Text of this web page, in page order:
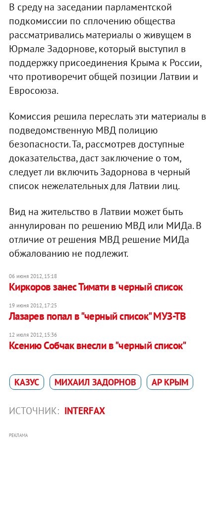
В среду на заседании парламентской
подкомиссии по сплочению общества
рассматривались материалы о живущем в
Юрмале Задорнове, который выступил в
поддержку присоединения Крыма к России,
что противоречит общей позиции Латвии и
Евросоюза.
Комиссия решила переслать эти материалы в
подведомственную МВД полицию
безопасности. Та, рассмотрев доступные
доказательства, даст заключение о том,
следует ли включить Задорнова в черный
список нежелательных для Латвии лиц.
Вид на жительство в Латвии может быть
аннулирован по решению МВД или МИДа. В
отличие от решения МВД решение МИДа
обжалованию не подлежит.
06 июня 2012, 15:18
Киркоров занес Тимати в черный список
19 июня 2012, 17:25
Лазарев попал в "черный список" МУЗ-ТВ
12 июля 2012, 15:36
Ксению Собчак внесли в "черный список"
КАЗУС МИХАИЛ ЗАДОРНОВ АР КРЫМ
ИСТОЧНИК: INTERFAX
РЕКЛАМА